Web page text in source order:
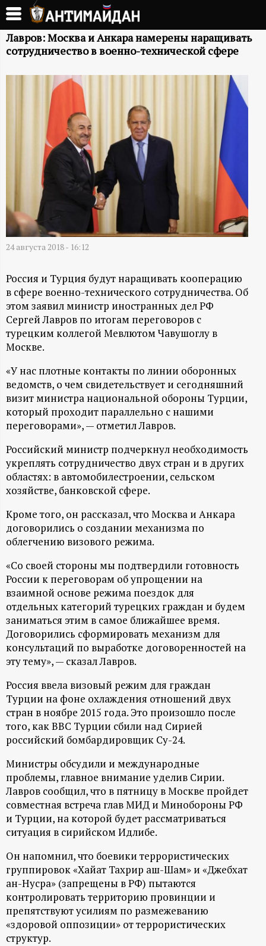
Перейти
основному
содержанию
А
А
Й
Д
Н
-
и
н
ф
р
м
а
ц
и
о
н
н
ы
й
п
о
р
т
а
л
Лавров: Москва и Анкара намерены наращивать
сотрудничество в военно-технической сфере
24 августа 2018 - 16:12
Россия и Турция будут наращивать кооперацию
в сфере военно-технического сотрудничества. Об
этом заявил министр иностранных дел РФ
Сергей Лавров по итогам переговоров с
турецким коллегой Мевлютом Чавушоглу в
Москве.
«У нас плотные контакты по линии оборонных
ведомств, о чем свидетельствует и сегодняшний
визит министра национальной обороны Турции,
который проходит параллельно с нашими
переговорами», — отметил Лавров.
Российский министр подчеркнул необходимость
укреплять сотрудничество двух стран и в других
областях: в автомобилестроении, сельском
хозяйстве, банковской сфере.
Кроме того, он рассказал, что Москва и Анкара
договорились о создании механизма по
облегчению визового режима.
«Со своей стороны мы подтвердили готовность
России к переговорам об упрощении на
взаимной основе режима поездок для
отдельных категорий турецких граждан и будем
заниматься этим в самое ближайшее время.
Договорились сформировать механизм для
консультаций по выработке договоренностей на
эту тему», — сказал Лавров.
Россия ввела визовый режим для граждан
Турции на фоне охлаждения отношений двух
стран в ноябре 2015 года. Это произошло после
того, как ВВС Турции сбили над Сирией
российский бомбардировщик Су-24.
Министры обсудили и международные
проблемы, главное внимание уделив Сирии.
Лавров сообщил, что в пятницу в Москве пройдет
совместная встреча глав МИД и Минобороны РФ
и Турции, на которой будет рассматриваться
ситуация в сирийском Идлибе.
Он напомнил, что боевики террористических
группировок «Хайат Тахрир аш-Шам» и «Джебхат
ан-Нусра» (запрещены в РФ) пытаются
контролировать территорию провинции и
препятствуют усилиям по размежеванию
«здоровой оппозиции» от террористических
структур.